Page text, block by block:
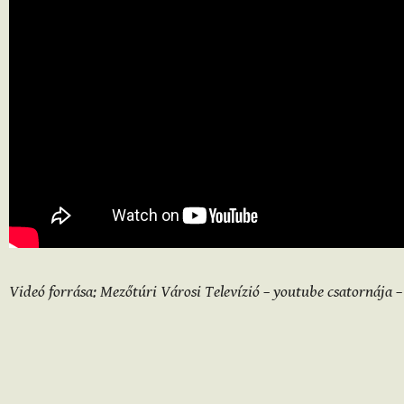
Videó forrása: Mezőtúri Városi Televízió – youtube csatornája –